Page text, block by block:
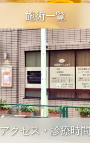
施術一覧
アクセス・診療時間